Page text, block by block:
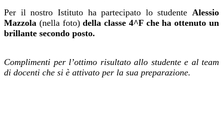
Per il nostro Istituto ha partecipato lo studente Alessio
Mazzola (nella foto)della classe 4^F che ha ottenuto un
brillante secondo posto.
Complimenti per l’ottimo risultato allo studente e al team
di docenti che si è attivato per la sua preparazione.